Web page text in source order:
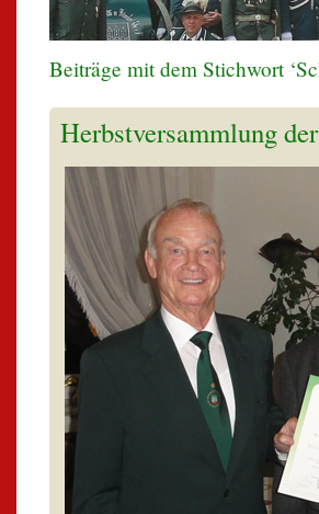
Beiträge mit dem Stichwort
Herbstversammlung